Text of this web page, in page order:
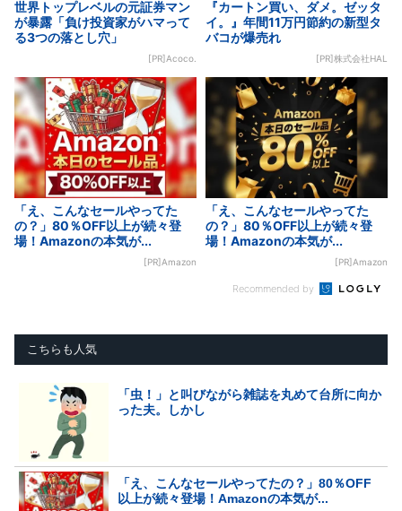
世界トップレベルの元証券マン
が暴露「負け投資家がハマって
る3つの落とし穴」
[PR]Acoco.
『カートン買い、ダメ。ゼッタ
イ。』年間11万円節約の新型タ
バコが爆売れ
[PR]株式会社HAL
「え、こんなセールやってた
の？」80％OFF以上が続々登
場！Amazonの本気が...
[PR]Amazon
「え、こんなセールやってた
の？」80％OFF以上が続々登
場！Amazonの本気が...
[PR]Amazon
Recommended by
こちらも人気
「虫！」と叫びながら雑誌を丸めて台所に向か
った夫。しかし
「え、こんなセールやってたの？」80％OFF
以上が続々登場！Amazonの本気が...